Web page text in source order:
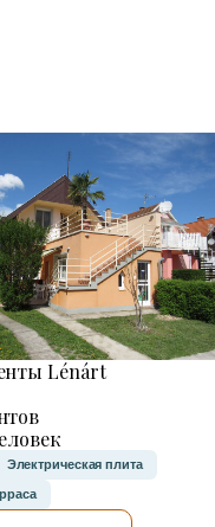
Lénárt
Электрическая плита